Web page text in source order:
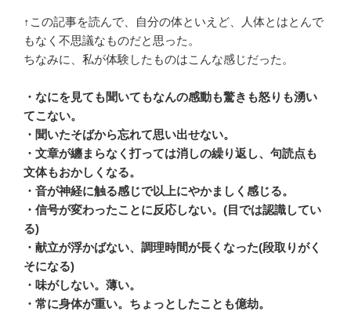
↑この記事を読んで、自分の体といえど、人体とはとんで
もなく不思議なものだと思った。
ちなみに、私が体験したものはこんな感じだった。
・なにを見ても聞いてもなんの感動も驚きも怒りも湧い
てこない。
・聞いたそばから忘れて思い出せない。
・文章が纏まらなく打っては消しの繰り返し、句読点も
文体もおかしくなる。
・音が神経に触る感じで以上にやかましく感じる。
・信号が変わったことに反応しない。(目では認識してい
る)
・献立が浮かばない、調理時間が長くなった(段取りがく
そになる)
・味がしない。薄い。
・常に身体が重い。ちょっとしたことも億劫。